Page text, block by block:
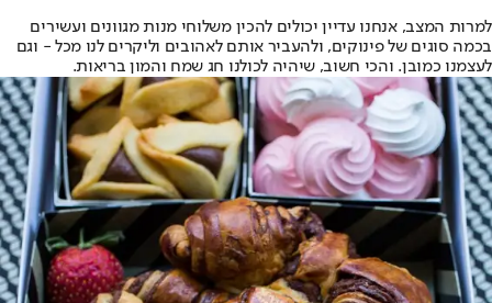
למרות המצב, אנחנו עדיין יכולים להכין משלוחי מנות מגוונים ועשירים
בכמה סוגים של פינוקים, ולהעביר אותם לאהובים וליקרים לנו מכל - וגם
לעצמנו כמובן. והכי חשוב, שיהיה לכולנו חג שמח והמון בריאות.